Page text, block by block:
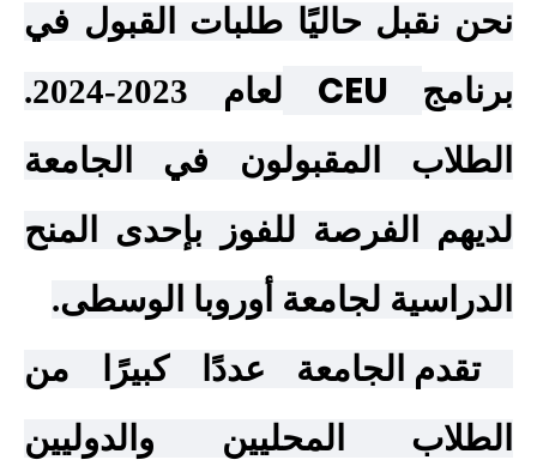
نحن نقبل حاليًا طلبات القبول في
برنامج
CEU
لعام 2023-2024.
الطلاب المقبولون في الجامعة
لديهم الفرصة للفوز بإحدى المنح
الدراسية لجامعة أوروبا الوسطى.
تقدم الجامعة عددًا كبيرًا من
الطلاب المحليين والدوليين